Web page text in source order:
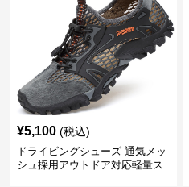
¥5,100 (税込)
ドライビングシューズ 通気メッ
シュ採用アウトドア対応軽量ス